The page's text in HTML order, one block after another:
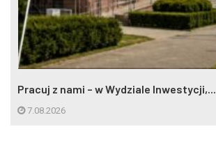
Pracuj z nami – w Wydziale Inwestycji,...
7.08.2026